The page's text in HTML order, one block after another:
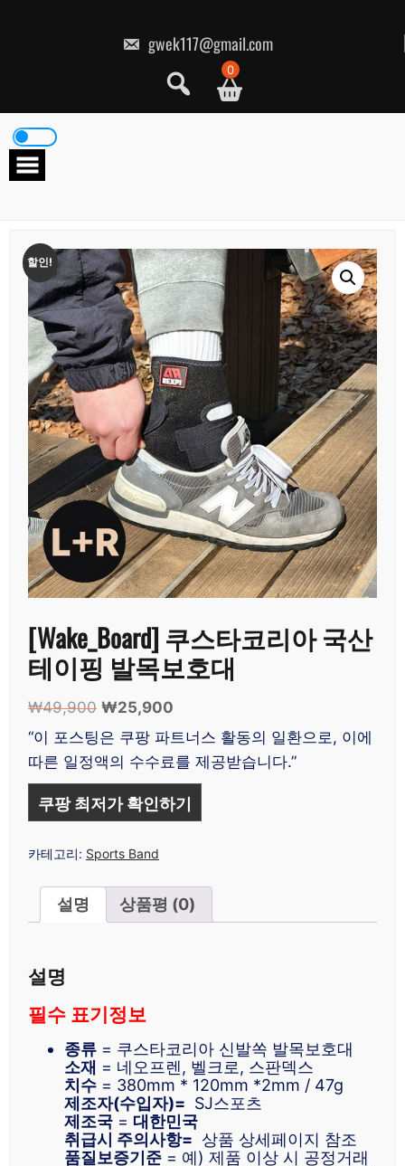
gwek117@gmail.com
0
할인!
[Wake_Board] 쿠스타코리아 국산
테이핑 발목보호대
₩49,900 원
래
가
격:
₩49,900.
₩25,900
재
가
격:
₩25,900.
“이 포스팅은 쿠팡 파트너스 활동의 일환으로, 이에
따른 일정액의 수수료를 제공받습니다.”
쿠팡 최저가 확인하기
카테고리: Sports Band
설명 상품평 (0)
설명
필수 표기정보
종류 = 쿠스타코리아 신발쏙 발목보호대
소재 = 네오프렌, 벨크로, 스판덱스
치수 = 380mm * 120mm *2mm / 47g
제조자(수입자)= SJ스포츠
제조국 = 대한민국
취급시 주의사항= 상품 상세페이지 참조
품질보증기준 = 예) 제품 이상 시 공정거래